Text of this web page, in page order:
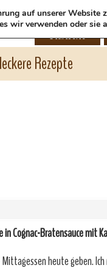
Rezepte
Startseite
in Cognac-Bratensauce mit
heute geben. Ich
auf unserer Website
wir verwenden oder sie